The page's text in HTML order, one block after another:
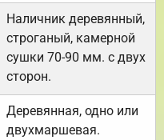
Наличник деревянный,
строганый, камерной
сушки 70-90 мм. с двух
сторон.
Деревянная, одно или
двухмаршевая.